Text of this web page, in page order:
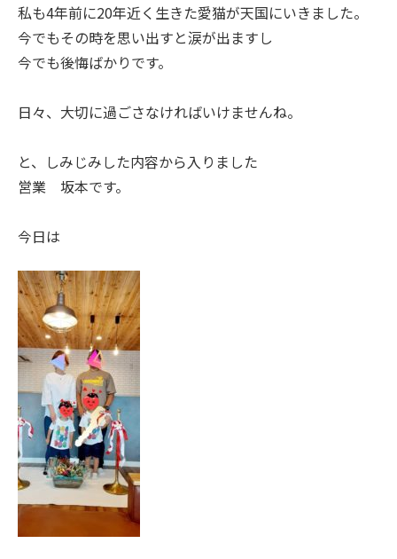
私も4年前に20年近く生きた愛猫が天国にいきました。
今でもその時を思い出すと涙が出ますし
今でも後悔ばかりです。
日々、大切に過ごさなければいけませんね。
と、しみじみした内容から入りました
営業 坂本です。
今日は